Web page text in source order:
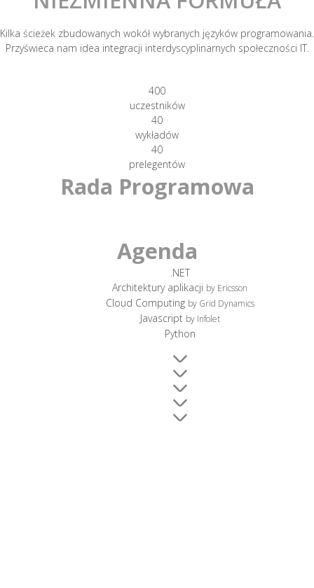
Kilka ścieżek zbudowanych wokół wybranych języków programowania.
Przyświeca nam idea integracji interdyscyplinarnych społeczności IT.
400
uczestników
40
wykładów
40
prelegentów
Rada Programowa
Agenda
.NET
Architektury aplikacji by Ericsson
Cloud Computing by Grid Dynamics
Javascript by Infolet
Python